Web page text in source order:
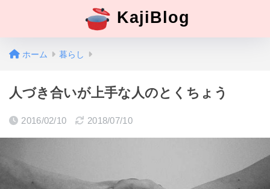
KajiBlog
ホーム 暮らし
人づき合いが上手な人のとくちょう
2016/02/10 2018/07/10